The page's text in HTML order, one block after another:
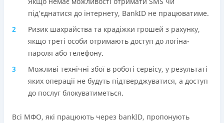
під’єднатися до інтернету, BankID не працюватиме.
Ризик шахрайства та крадіжки грошей з рахунку,
якщо треті особи отримають доступ до логіна-
пароля або телефону.
Можливі технічні збої в роботі сервісу, у результаті
яких операції не будуть підтверджуватися, а доступ
до послуг блокуватиметься.
Всі МФО, які працюють через bankID, пропонують